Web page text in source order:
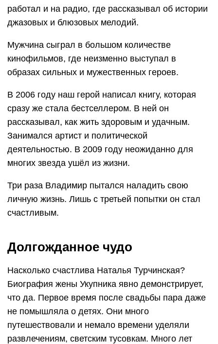
работал и на радио, где рассказывал об истории
джазовых и блюзовых мелодий.
Мужчина сыграл в большом количестве
кинофильмов, где неизменно выступал в
образах сильных и мужественных героев.
В 2006 году наш герой написал книгу, которая
сразу же стала бестселлером. В ней он
рассказывал, как жить здоровым и удачным.
Занимался артист и политической
деятельностью. В 2009 году неожиданно для
многих звезда ушёл из жизни.
Три раза Владимир пытался наладить свою
личную жизнь. Лишь с третьей попытки он стал
счастливым.
Долгожданное чудо
Насколько счастлива Наталья Турчинская?
Биография жены Укупника явно демонстрирует,
что да. Первое время после свадьбы пара даже
не помышляла о детях. Они много
путешествовали и немало времени уделяли
развлечениям, светским тусовкам. Много лет